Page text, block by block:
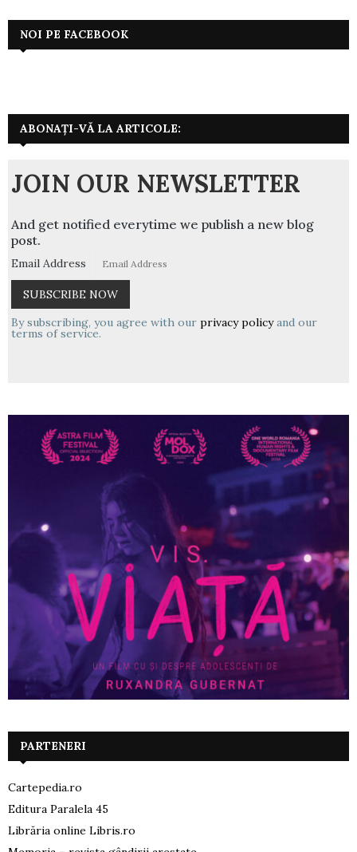
NOI PE FACEBOOK
ABONAȚI-VĂ LA ARTICOLE:
JOIN OUR NEWSLETTER
And get notified everytime we publish a new blog
post.
Email Address
By subscribing, you agree with our privacy policyand our
terms of service.
PARTENERI
Cartepedia.ro
Editura Paralela 45
Librăria online Libris.ro